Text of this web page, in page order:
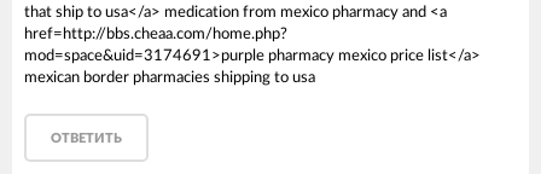
that ship to usa</a> medication from mexico pharmacy and <a
href=http://bbs.cheaa.com/home.php?
mod=space&uid=3174691>purple pharmacy mexico price list</a>
mexican border pharmacies shipping to usa
ОТВЕТИТЬ